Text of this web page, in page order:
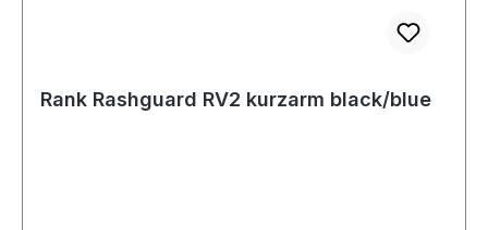
Rank Rashguard RV2 kurzarm black/blue